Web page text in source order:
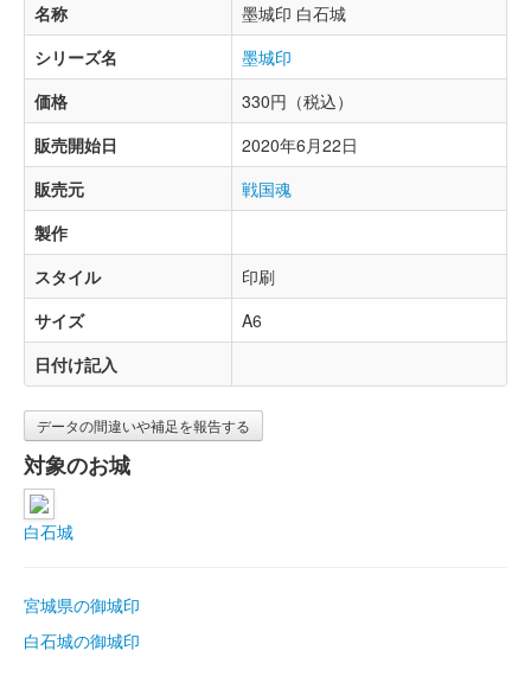
名称
墨城印 白石城
シリーズ名
墨城印
価格
330円（税込）
販売開始日
2020年6月22日
販売元
戦国魂
製作
スタイル
印刷
サイズ
A6
日付け記入
データの間違いや補足を報告する
対象のお城
白石城
宮城県の御城印
白石城の御城印